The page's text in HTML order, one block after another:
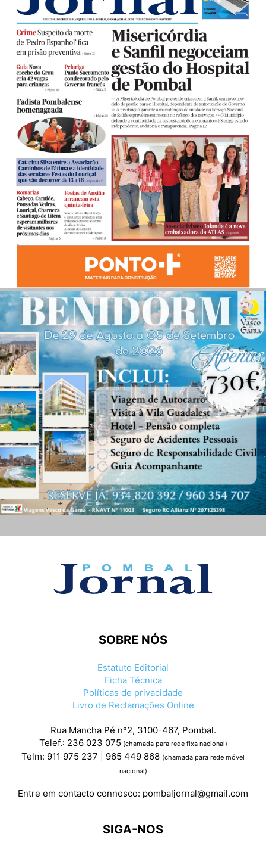
SOBRE NÓS
Estatuto Editorial
Ficha Técnica
Políticas de privacidade
Livro de Reclamações Online
Rua Mancha Pé nº2, 3100-467, Pombal.
Telef.: 236 023 075 (chamada para rede fixa nacional)
Telm: 911 975 237 | 965 449 868 (chamada para rede móvel
nacional)
Entre em contacto connosco: pombaljornal@gmail.com
SIGA-NOS